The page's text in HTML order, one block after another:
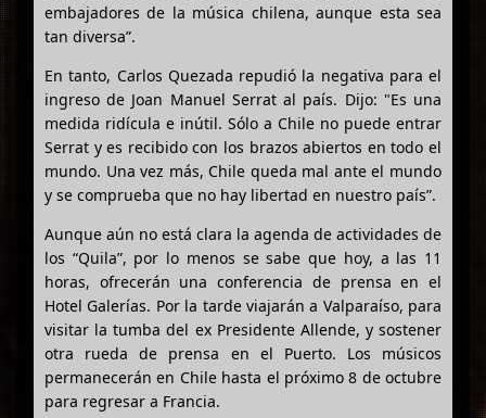
embajadores de la música chilena, aunque esta sea
tan diversa”.
En tanto, Carlos Quezada repudió la negativa para el
ingreso de Joan Manuel Serrat al país. Dijo: "Es una
medida ridícula e inútil. Sólo a Chile no puede entrar
Serrat y es recibido con los brazos abiertos en todo el
mundo. Una vez más, Chile queda mal ante el mundo
y se comprueba que no hay libertad en nuestro país”.
Aunque aún no está clara la agenda de actividades de
los “Quila”, por lo menos se sabe que hoy, a las 11
horas, ofrecerán una conferencia de prensa en el
Hotel Galerías. Por la tarde viajarán a Valparaíso, para
visitar la tumba del ex Presidente Allende, y sostener
otra rueda de prensa en el Puerto. Los músicos
permanecerán en Chile hasta el próximo 8 de octubre
para regresar a Francia.